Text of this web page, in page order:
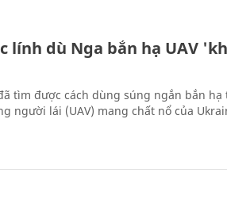
lính dù Nga bắn hạ UAV
tìm được cách dùng súng ngắn bắn hạ
người lái (UAV) mang chất nổ của